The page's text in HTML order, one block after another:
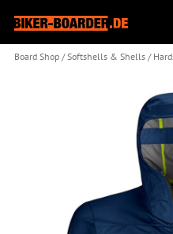
Board Shop Softshells & Shells